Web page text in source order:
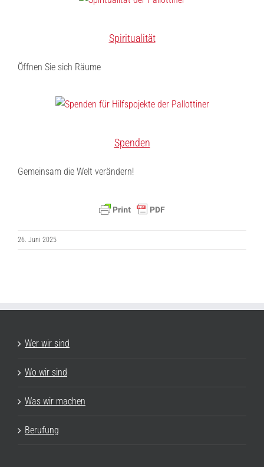
Spiritualität
Öffnen Sie sich Räume
Spenden
Gemeinsam die Welt verändern!
26. Juni 2025
Wer wir sind
Wo wir sind
Was wir machen
Berufung